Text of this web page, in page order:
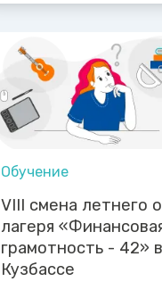
Обучение
VIII смена летнего
лагеря
грамотность - 42» в
Кузбассе